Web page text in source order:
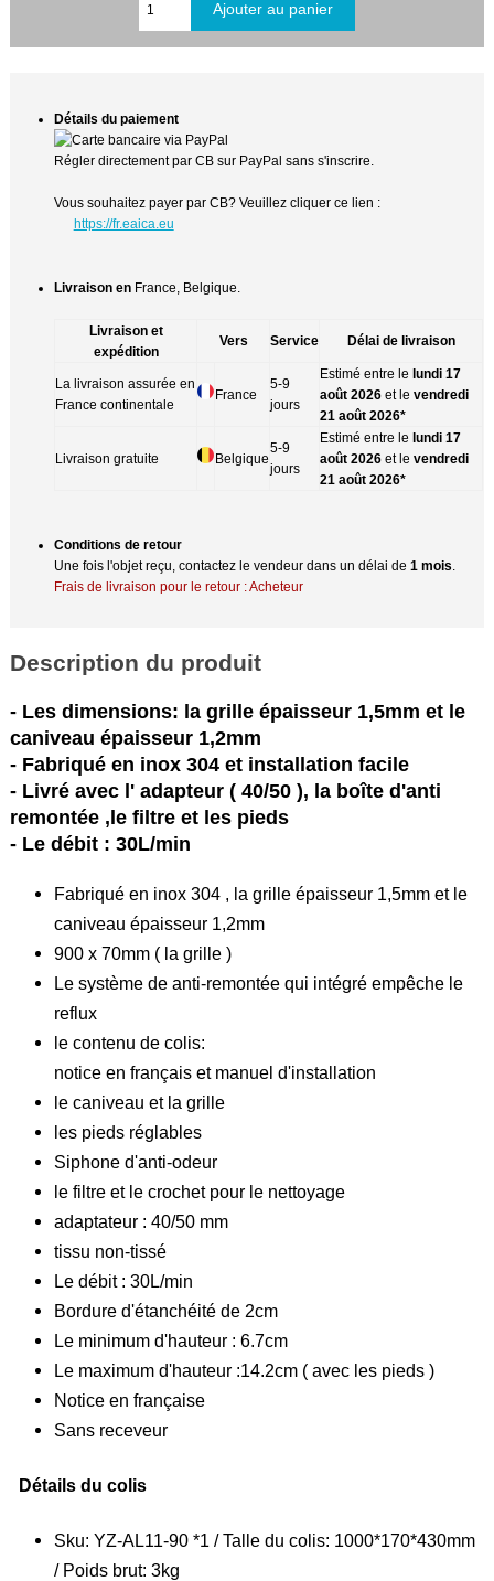
Détails du paiement
Régler directement par CB sur PayPal sans s'inscrire.
Vous souhaitez payer par CB? Veuillez cliquer ce lien :
https://fr.eaica.eu
Livraison en France, Belgique.
Livraison et
expédition
Vers Service Délai de livraison
La livraison assurée en
France continentale
France
5-9
jours
Estimé entre le lundi 17
août 2026 et levendredi
21 août 2026*
Livraison gratuite Belgique
5-9
jours
Estimé entre le lundi 17
août 2026 et levendredi
21 août 2026*
Conditions de retour
Une fois l'objet reçu, contactez le vendeur dans un délai de1 mois
Frais de livraison pour le retour : Acheteur
Description du produit
- Les dimensions: la grille épaisseur 1,5mm et le
caniveau épaisseur 1,2mm
- Fabriqué en inox 304 et installation facile
- Livré avec l' adapteur ( 40/50 ), la boîte d'anti
remontée ,le filtre et les pieds
- Le débit : 30L/min
Fabriqué en inox 304 , la grille épaisseur 1,5mm et le
caniveau épaisseur 1,2mm
900 x 70mm ( la grille )
Le système de anti-remontée qui intégré empêche le
reflux
le contenu de colis:
notice en français et manuel d'installation
le caniveau et la grille
les pieds réglables
Siphone d'anti-odeur
le filtre et le crochet pour le nettoyage
adaptateur : 40/50 mm
tissu non-tissé
Le débit : 30L/min
Bordure d'étanchéité de 2cm
Le minimum d'hauteur : 6.7cm
Le maximum d'hauteur :14.2cm ( avec les pieds )
Notice en française
Sans receveur
Détails du colis
Sku: YZ-AL11-90 *1 / Talle du colis: 1000*170*430mm
/ Poids brut: 3kg